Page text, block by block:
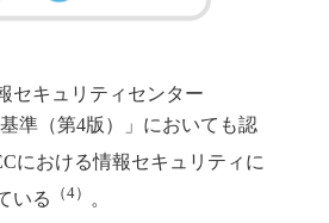
セキュリティセンター
準（第4版）」においても認
における情報セキュリティに
いる
（4） 。